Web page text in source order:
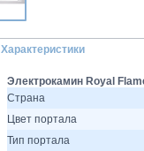
Характеристики
Электрокамин Royal
Страна
Цвет портала
Тип портала